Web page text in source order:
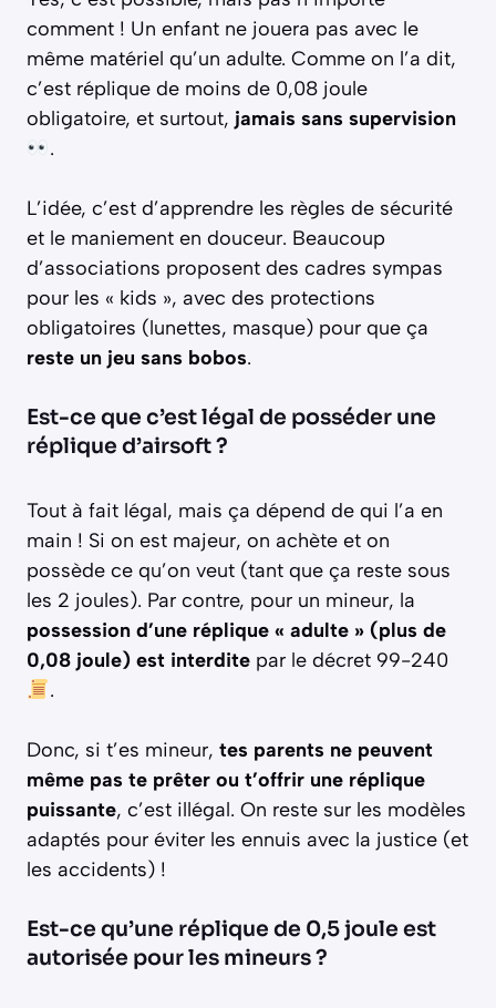
comment ! Un enfant ne jouera pas avec le
même matériel qu’un adulte. Comme on l’a dit,
c’est réplique de moins de 0,08 joule
obligatoire, et surtout, jamais sans supervision
.
L’idée, c’est d’apprendre les règles de sécurité
et le maniement en douceur. Beaucoup
d’associations proposent des cadres sympas
pour les « kids », avec des protections
obligatoires (lunettes, masque) pour que ça
reste un jeu sans bobos.
Est-ce que c’est légal de posséder une
réplique d’airsoft ?
Tout à fait légal, mais ça dépend de qui l’a en
main ! Si on est majeur, on achète et on
possède ce qu’on veut (tant que ça reste sous
les 2 joules). Par contre, pour un mineur, la
possession d’une réplique « adulte » (plus de
0,08 joule) est interdite par le décret 99-240
.
Donc, si t’es mineur, tes parents ne peuvent
même pas te prêter ou t’offrir une réplique
puissante, c’est illégal. On reste sur les modèles
adaptés pour éviter les ennuis avec la justice (et
les accidents) !
Est-ce qu’une réplique de 0,5 joule est
autorisée pour les mineurs ?